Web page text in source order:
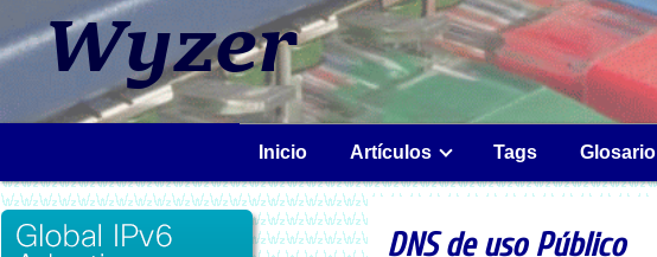
Inicio Artículos Tags Glosario
DNS de uso Público